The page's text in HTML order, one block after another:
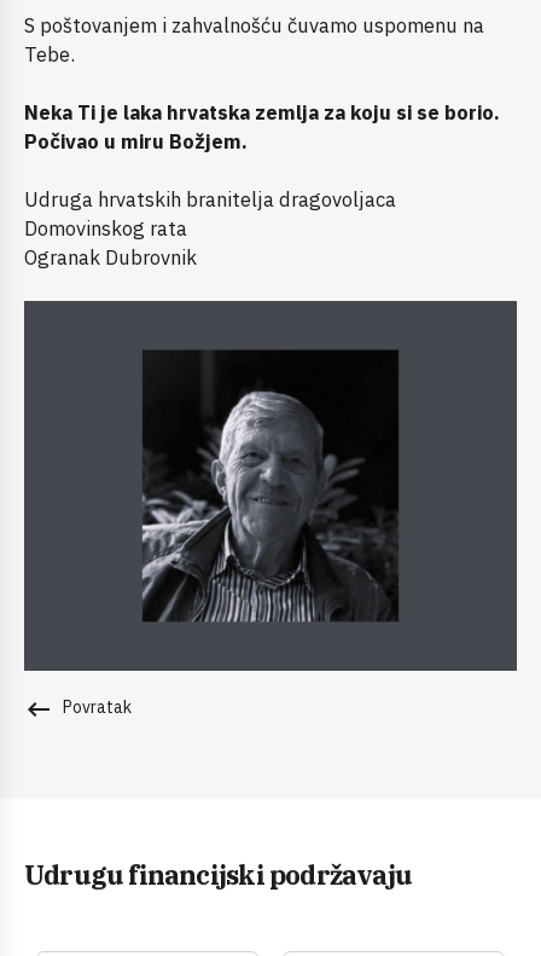
S poštovanjem i zahvalnošću čuvamo uspomenu na
Tebe.
Neka Ti je laka hrvatska zemlja za koju si se borio.
Počivao u miru Božjem.
Udruga hrvatskih branitelja dragovoljaca
Domovinskog rata
Ogranak Dubrovnik
keyboard_backspace Povratak
Udrugu financijski podržavaju